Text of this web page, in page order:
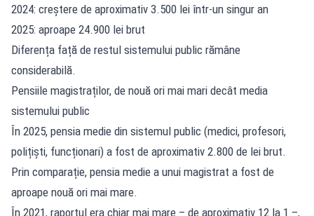
2024: creștere de aproximativ 3.500 lei într-un singur an
2025: aproape 24.900 lei brut
Diferența față de restul sistemului public rămâne
considerabilă.
Pensiile magistraților, de nouă ori mai mari decât media
sistemului public
În 2025, pensia medie din sistemul public (medici, profesori,
polițiști, funcționari) a fost de aproximativ 2.800 de lei brut.
Prin comparație, pensia medie a unui magistrat a fost de
aproape nouă ori mai mare.
În 2021, raportul era chiar mai mare – de aproximativ 12 la 1 –,